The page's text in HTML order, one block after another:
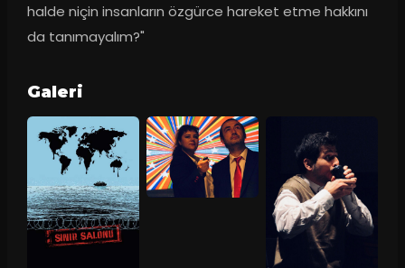
halde niçin insanların özgürce hareket etme hakkını
da tanımayalım?"
Galeri